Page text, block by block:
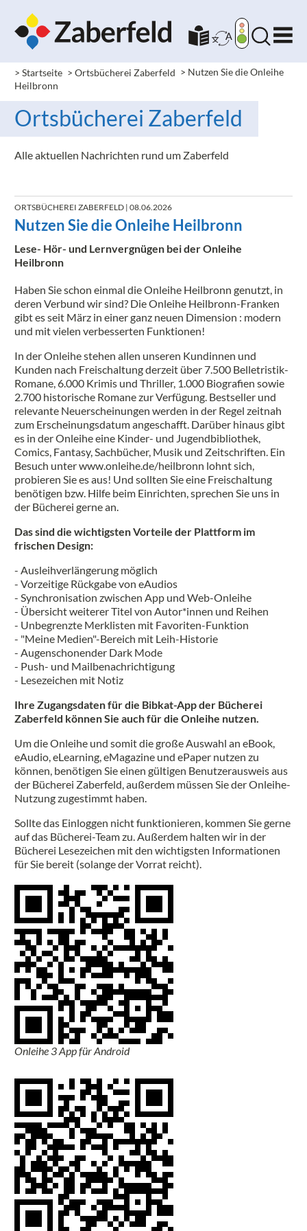
> Startseite > Ortsbücherei Zaberfeld > Nutzen Sie die Onleihe
Heilbronn
Ortsbücherei Zaberfeld
Alle aktuellen Nachrichten rund um Zaberfeld
ORTSBÜCHEREI ZABERFELD | 08.06.2026
Nutzen Sie die Onleihe Heilbronn
Lese- Hör- und Lernvergnügen bei der Onleihe
Heilbronn
Haben Sie schon einmal die Onleihe Heilbronn genutzt, in
deren Verbund wir sind? Die Onleihe Heilbronn-Franken
gibt es seit März in einer ganz neuen Dimension : modern
und mit vielen verbesserten Funktionen!
In der Onleihe stehen allen unseren Kundinnen und
Kunden nach Freischaltung derzeit über 7.500 Belletristik-
Romane, 6.000 Krimis und Thriller, 1.000 Biografien sowie
2.700 historische Romane zur Verfügung. Bestseller und
relevante Neuerscheinungen werden in der Regel zeitnah
zum Erscheinungsdatum angeschafft. Darüber hinaus gibt
es in der Onleihe eine Kinder- und Jugendbibliothek,
Comics, Fantasy, Sachbücher, Musik und Zeitschriften. Ein
Besuch unter www.onleihe.de/heilbronn lohnt sich,
probieren Sie es aus! Und sollten Sie eine Freischaltung
benötigen bzw. Hilfe beim Einrichten, sprechen Sie uns in
der Bücherei gerne an.
Das sind die wichtigsten Vorteile der Plattform im
frischen Design:
- Ausleihverlängerung möglich
- Vorzeitige Rückgabe von eAudios
- Synchronisation zwischen App und Web-Onleihe
- Übersicht weiterer Titel von Autor*innen und Reihen
- Unbegrenzte Merklisten mit Favoriten-Funktion
- "Meine Medien"-Bereich mit Leih-Historie
- Augenschonender Dark Mode
- Push- und Mailbenachrichtigung
- Lesezeichen mit Notiz
Ihre Zugangsdaten für die Bibkat-App der Bücherei
Zaberfeld können Sie auch für die Onleihe nutzen.
Um die Onleihe und somit die große Auswahl an eBook,
eAudio, eLearning, eMagazine und ePaper nutzen zu
können, benötigen Sie einen gültigen Benutzerausweis aus
der Bücherei Zaberfeld, außerdem müssen Sie der Onleihe-
Nutzung zugestimmt haben.
Sollte das Einloggen nicht funktionieren, kommen Sie gerne
auf das Bücherei-Team zu. Außerdem halten wir in der
Bücherei Lesezeichen mit den wichtigsten Informationen
für Sie bereit (solange der Vorrat reicht).
Onleihe 3 App für Android